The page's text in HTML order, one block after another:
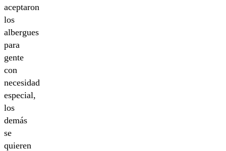
aceptaron
los
albergues
para
gente
con
necesidad
especial,
los
demás
se
quieren